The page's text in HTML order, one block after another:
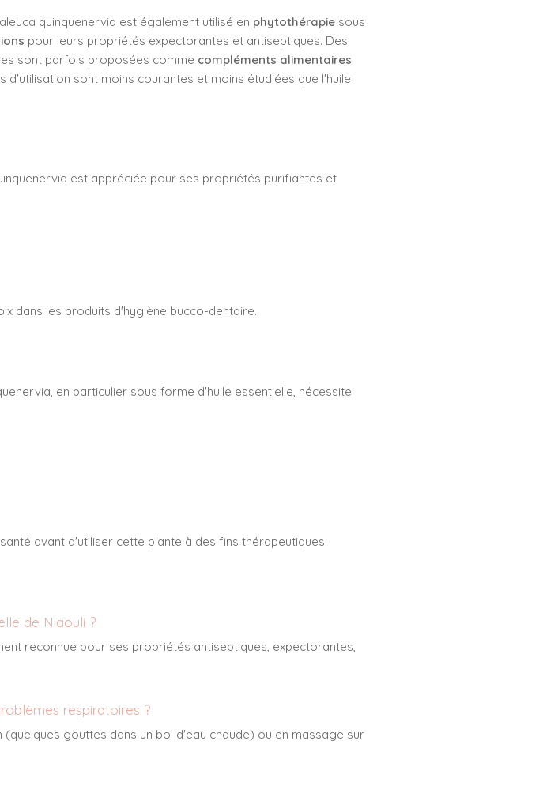
quinquenervia est également utilisé en phytothérapie sous
pour leurs propriétés expectorantes et antiseptiques. Des
sont parfois proposées comme compléments alimentaires
sont moins courantes et moins étudiées que l'huile
est appréciée pour ses propriétés purifiantes et
dans les produits d'hygiène bucco-dentaire.
en particulier sous forme d'huile essentielle, nécessite
avant d'utiliser cette plante à des fins thérapeutiques.
de Niaouli ?
reconnue pour ses propriétés antiseptiques, expectorantes,
respiratoires ?
gouttes dans un bol d'eau chaude) ou en massage sur